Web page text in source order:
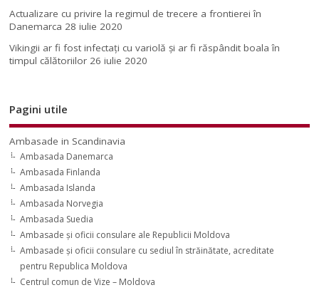
Actualizare cu privire la regimul de trecere a frontierei în
Danemarca 28 iulie 2020
Vikingii ar fi fost infectaţi cu variolă şi ar fi răspândit boala în
timpul călătoriilor 26 iulie 2020
Pagini utile
Ambasade in Scandinavia
Ambasada Danemarca
Ambasada Finlanda
Ambasada Islanda
Ambasada Norvegia
Ambasada Suedia
Ambasade şi oficii consulare ale Republicii Moldova
Ambasade şi oficii consulare cu sediul în străinătate, acreditate
pentru Republica Moldova
Centrul comun de Vize – Moldova